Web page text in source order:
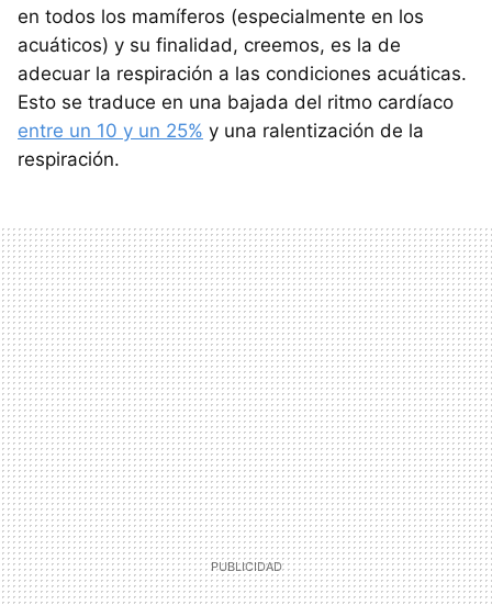
en todos los mamíferos (especialmente en los
acuáticos) y su finalidad, creemos, es la de
adecuar la respiración a las condiciones acuáticas.
Esto se traduce en una bajada del ritmo cardíaco
entre un 10 y un 25% y una ralentización de la
respiración.